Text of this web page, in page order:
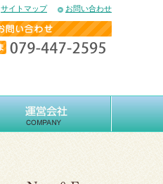
お問い合わせ
サイトマップ